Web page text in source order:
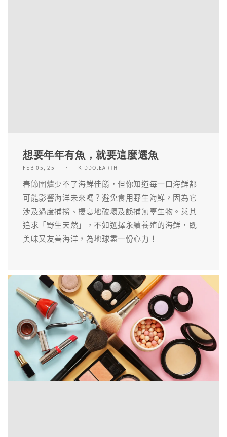
想要年年有魚，就要這麼選魚
FEB 05, 25 KIDDO.EARTH
春節圍爐少不了海鮮佳餚，但你知道每一口海鮮都
可能影響海洋未來嗎？避免食用野生海鮮，因為它
涉及過度捕撈、棲息地破壞及誤捕無辜生物。與其
追求「野生天然」，不如選擇永續養殖的海鮮，既
美味又友善海洋，為地球盡一份心力！